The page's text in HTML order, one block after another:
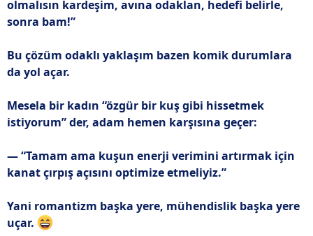
olmalısın kardeşim, avına odaklan, hedefi belirle,
sonra bam!”
Bu çözüm odaklı yaklaşım bazen komik durumlara
da yol açar.
Mesela bir kadın “özgür bir kuş gibi hissetmek
istiyorum” der, adam hemen karşısına geçer:
— “Tamam ama kuşun enerji verimini artırmak için
kanat çırpış açısını optimize etmeliyiz.”
Yani romantizm başka yere, mühendislik başka yere
uçar.